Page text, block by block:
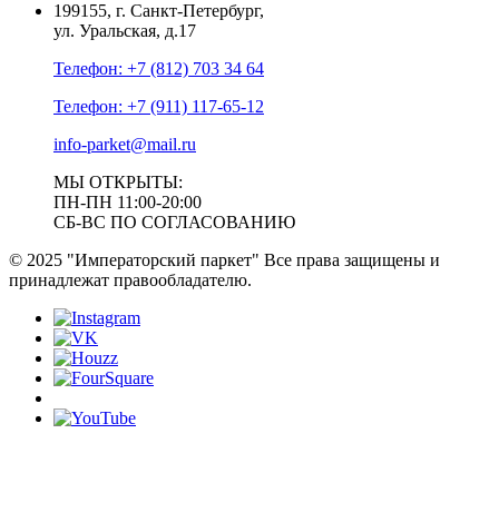
199155, г. Санкт-Петербург,
ул. Уральская, д.17
Телефон: +7 (812) 703 34 64
Телефон: +7 (911) 117-65-12
info-parket@mail.ru
МЫ ОТКРЫТЫ:
ПН-ПН 11:00-20:00
СБ-ВС ПО СОГЛАСОВАНИЮ
© 2025 "Императорский паркет" Все права защищены и
принадлежат правообладателю.